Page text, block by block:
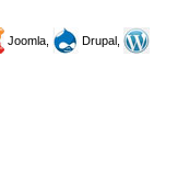
Joomla,
Drupal,